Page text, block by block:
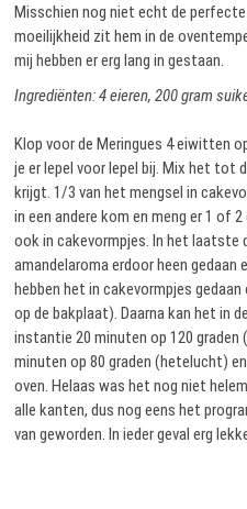
Misschien nog niet echt de perfecte
moeilijkheid zit hem in de
mij hebben er erg lang in gestaan.
Ingrediënten: 4 eieren, 200 gram
Klop voor de Meringues 4 eiwitten
je er lepel voor lepel bij. Mix het tot
krijgt. 1/3 van het mengsel in
in een andere kom en meng er 1 of
ook in cakevormpjes. In het laatste
amandelaroma erdoor heen gedaan
hebben het in cakevormpjes
op de bakplaat). Daarna kan het in
instantie 20 minuten op 120
minuten op 80 graden (hetelucht)
oven. Helaas was het nog niet
alle kanten, dus nog eens het
van geworden. In ieder geval erg